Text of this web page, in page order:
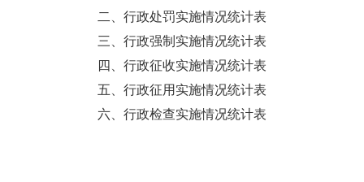
二、行政处罚实施情况统计表
三、行政强制实施情况统计表
四、行政征收实施情况统计表
五、行政征用实施情况统计表
六、行政检查实施情况统计表